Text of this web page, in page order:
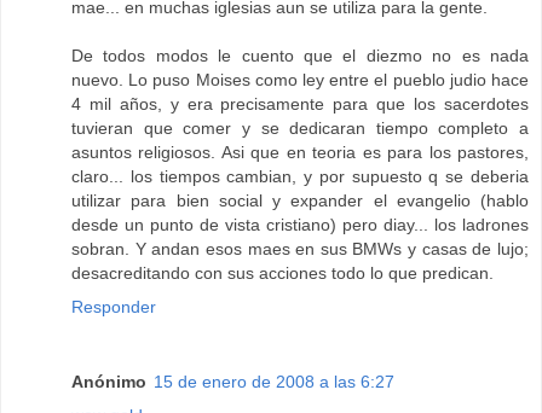
mae... en muchas iglesias aun se utiliza para la gente.
De todos modos le cuento que el diezmo no es nada
nuevo. Lo puso Moises como ley entre el pueblo judio hace
4 mil años, y era precisamente para que los sacerdotes
tuvieran que comer y se dedicaran tiempo completo a
asuntos religiosos. Asi que en teoria es para los pastores,
claro... los tiempos cambian, y por supuesto q se deberia
utilizar para bien social y expander el evangelio (hablo
desde un punto de vista cristiano) pero diay... los ladrones
sobran. Y andan esos maes en sus BMWs y casas de lujo;
desacreditando con sus acciones todo lo que predican.
Responder
Anónimo 15 de enero de 2008 a las 6:27